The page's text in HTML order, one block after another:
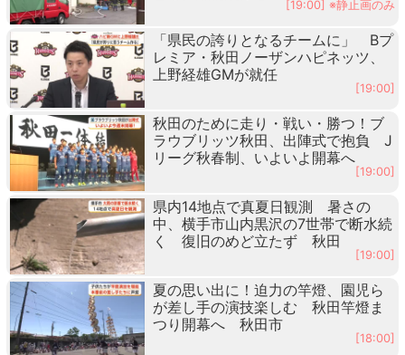
[19:00] ※静止画のみ
「県民の誇りとなるチームに」 Bプ
レミア・秋田ノーザンハピネッツ、
上野経雄GMが就任
[19:00]
秋田のために走り・戦い・勝つ！ブ
ラウブリッツ秋田、出陣式で抱負 J
リーグ秋春制、いよいよ開幕へ
[19:00]
県内14地点で真夏日観測 暑さの
中、横手市山内黒沢の7世帯で断水続
く 復旧のめど立たず 秋田
[19:00]
夏の思い出に！迫力の竿燈、園児ら
が差し手の演技楽しむ 秋田竿燈ま
つり開幕へ 秋田市
[18:00]